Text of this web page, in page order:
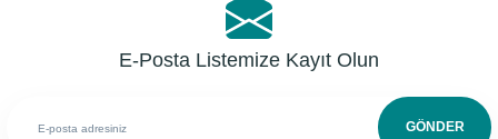
E-Posta Listemize Kayıt Olun
GÖNDER